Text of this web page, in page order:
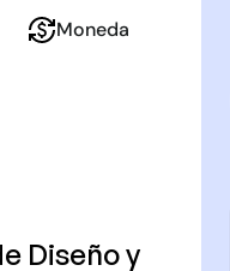
Moneda
Diseño y